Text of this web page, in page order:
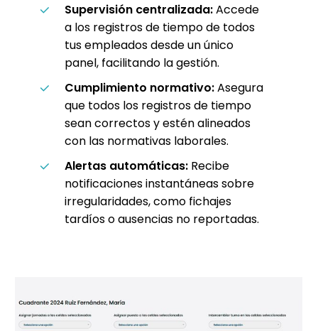
Supervisión centralizada:Accede
a los registros de tiempo de todos
tus empleados desde un único
panel, facilitando la gestión.
Cumplimiento normativo:Asegura
que todos los registros de tiempo
sean correctos y estén alineados
con las normativas laborales.
Alertas automáticas:Recibe
notificaciones instantáneas sobre
irregularidades, como fichajes
tardíos o ausencias no reportadas.